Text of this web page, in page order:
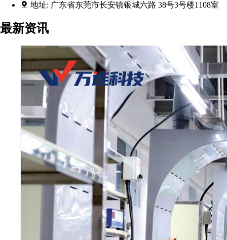
地址: 广东省东莞市长安镇银城六路 38号3号楼1108室
最新资讯